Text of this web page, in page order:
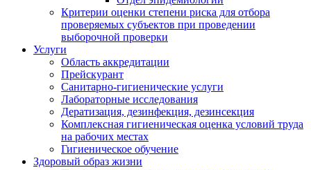
Критерии оценки степени риска для отбора
проверяемых субъектов при проведении
выборочной проверки
Услуги
Область аккредитации
Прейскурант
Санитарно-гигиенические услуги
Лабораторные исследования
Дератизация, дезинфекция, дезинсекция
Комплексная гигиеническая оценка условий труда
на рабочих местах
Гигиеническое обучение
Здоровый образ жизни